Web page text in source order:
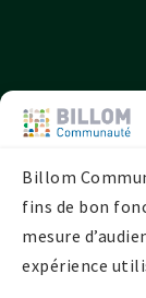
Billom
fins de bon
mesure
expérience